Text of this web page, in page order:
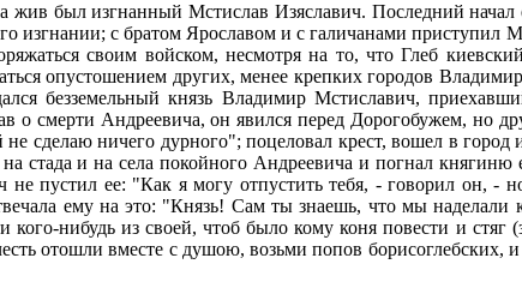
был изгнанный Мстислав Изяславич. Последний начал
с братом Ярославом и с галичанами приступил
своим войском, несмотря на то, что Глеб
опустошением других, менее крепких городов
безземельный князь Владимир Мстиславич,
смерти Андреевича, он явился перед Дорогобужем, но
сделаю ничего дурного"; поцеловал крест, вошел в город
стада и на села покойного Андреевича и погнал княгиню
пустил ее: "Как я могу отпустить тебя, - говорил он, -
ему на это: "Князь! Сам ты знаешь, что мы наделали
нибудь из своей, чтоб было кому коня повести и стяг
отошли вместе с душою, возьми попов борисоглебских,